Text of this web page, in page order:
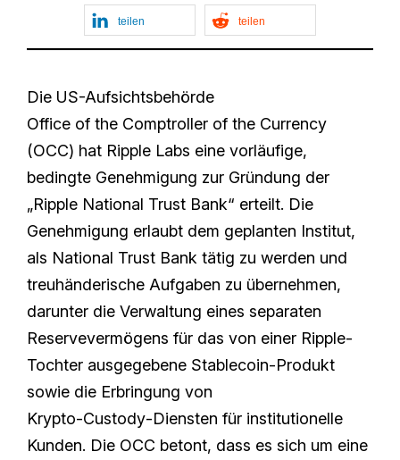
teilen teilen
Die US-Aufsichtsbehörde
Office of the Comptroller of the Currency
(OCC) hat Ripple Labs eine vorläufige,
bedingte Genehmigung zur Gründung der
„Ripple National Trust Bank“ erteilt. Die
Genehmigung erlaubt dem geplanten Institut,
als National Trust Bank tätig zu werden und
treuhänderische Aufgaben zu übernehmen,
darunter die Verwaltung eines separaten
Reservevermögens für das von einer Ripple-
Tochter ausgegebene Stablecoin-Produkt
sowie die Erbringung von
Krypto‑Custody‑Diensten für institutionelle
Kunden. Die OCC betont, dass es sich um eine